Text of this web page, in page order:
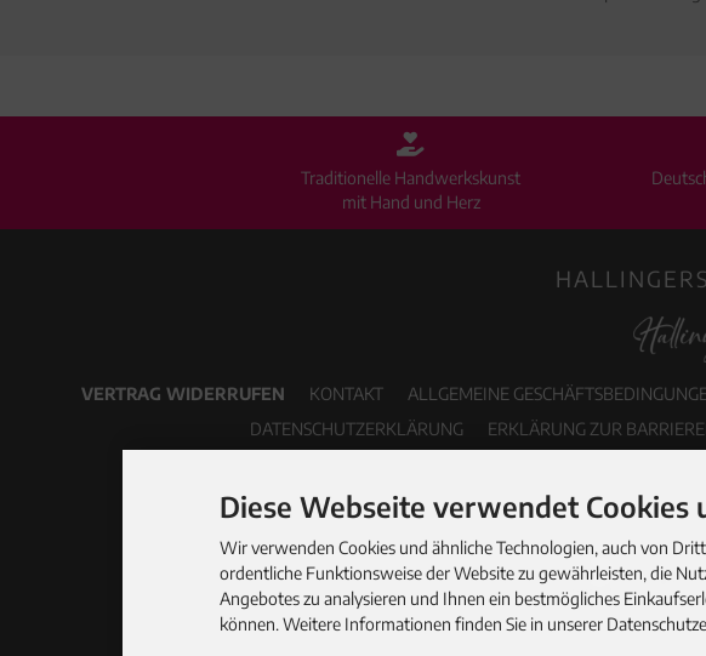
Traditionelle Handwerkskunst
mit Hand und Herz
VERTRAG WIDERRUFEN KONTAKT ALLGEMEINE
DATENSCHUTZERKLÄRUNG
ERKLÄRUNG ZUR
Diese Webseite verwendet Cookies
Wir verwenden Cookies und ähnliche Technologien, auch von
ordentliche Funktionsweise der Website zu gewährleisten, die
Angebotes zu analysieren und Ihnen ein bestmögliches
können. Weitere Informationen finden Sie in unserer